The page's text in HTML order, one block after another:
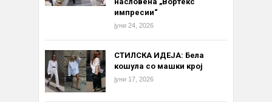
импресии“
јуни 24, 2026
СТИЛСКА ИДЕЈА: Бела
кошула со машки крој
јуни 17, 2026